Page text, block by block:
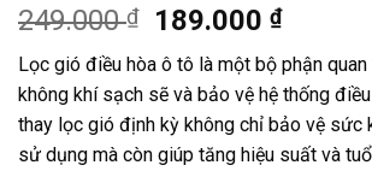
249.000₫
Giá
gốc
là:
249.000 ₫.
189.000₫Giá
hiện
tại
là:
Lọc gió điều hòa ô tô là một bộ phận
không khí sạch sẽ và bảo vệ hệ thống
thay lọc gió định kỳ không chỉ bảo vệ sức
sử dụng mà còn giúp tăng hiệu suất và